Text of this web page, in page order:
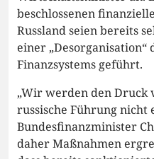
beschlossenen
Russland seien bereits
einer „Desorganisation“
Finanzsystems geführt.
„Wir werden den Druck
russische Führung nicht
Bundesfinanzminister
daher Maßnahmen